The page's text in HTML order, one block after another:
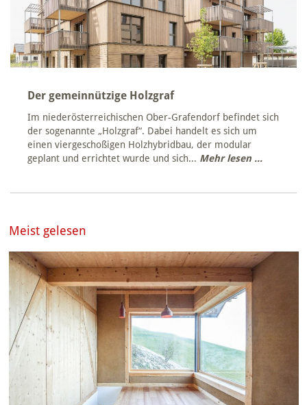
Der gemeinnützige Holzgraf
Im niederösterreichischen Ober-Grafendorf befindet sich
der sogenannte „Holzgraf“. Dabei handelt es sich um
einen viergeschoßigen Holzhybridbau, der modular
geplant und errichtet wurde und sich... Mehr lesen ...
Meist gelesen